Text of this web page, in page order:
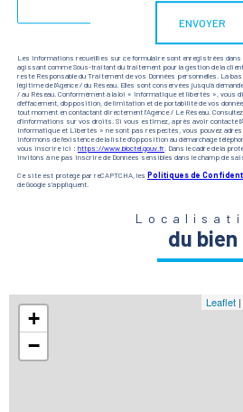
ENVOYER
Les informations recueillies sur ce formulaire sont enregistrées
agissant comme Sous-traitant du traitement pour la gestion de la
reste Responsable du Traitement de vos Données personnelles. La
légitime de l'Agence / du Réseau. Elles sont conservées jusqu'à
/ au Réseau. Conformément à la loi « informatique et libertés », vous
d’effacement, d’opposition, de limitation et de portabilité de vos
tout moment en contactant directement l’Agence / Le Réseau.
d’informations sur vos droits. Si vous estimez, après avoir contacté
Informatique et Libertés » ne sont pas respectés, vous pouvez
informons de l’existence de la liste d'opposition au démarchage
vous inscrire ici : https://www.bloctel.gouv.fr. Dans le cadre de la
invitons à ne pas inscrire de Données sensibles dans le champ de
Ce site est protégé par reCAPTCHA, les Politiques de
de Google s'appliquent.
du bien
+
−
Leaflet |